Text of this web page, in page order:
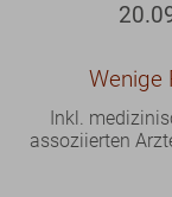
Wenige
Inkl.
assoziierten